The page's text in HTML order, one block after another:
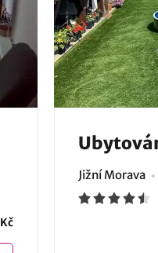
Jižní Morava